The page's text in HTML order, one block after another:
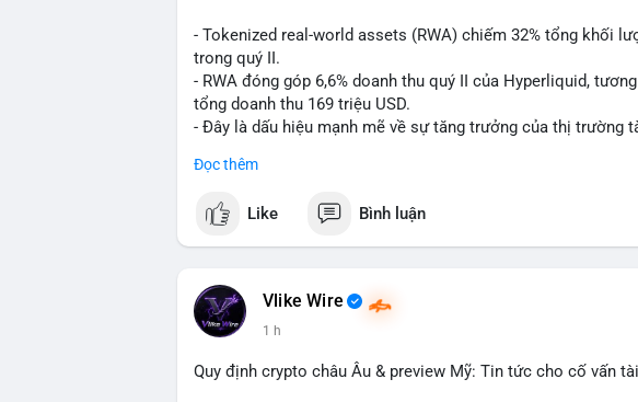
- Tokenized real-world assets (RWA) chiếm 32% tổng khối
trong quý II.
- RWA đóng góp 6,6% doanh thu quý II của Hyperliquid,
tổng doanh thu 169 triệu USD.
- Đây là dấu hiệu mạnh mẽ về sự tăng trưởng của thị trường
$btc $eth
#vlikevn
📰 Nguồn: Cointelegraph
Đọc thêm
Like Bình luận
Vlike Wire
1 h
Quy định crypto châu Âu & preview Mỹ: Tin tức cho cố vấn